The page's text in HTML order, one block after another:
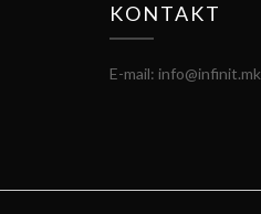
KONTAKT
E-mail: info@infinit.mk